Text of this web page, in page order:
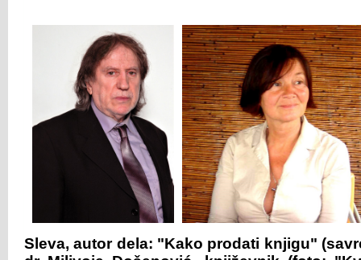
Sleva, autor dela: "Kako prodati knjigu"